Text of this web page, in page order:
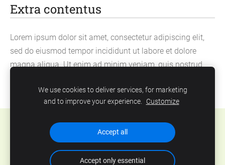
Extra contentus
Lorem ipsum dolor sit amet, consectetur adipiscing elit,
sed do eiusmod tempor incididunt ut labore et dolore
magna aliqua. Ut enim ad minim veniam, quis nostrud
commodo consequat.
Cookies
We use cookies to deliver services, for marketing
and to improve your experience. Customize
Accept all
Accept only essential